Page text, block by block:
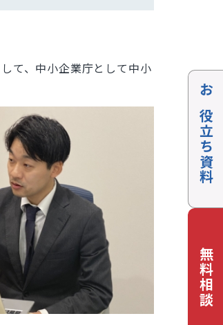
て、中小企業庁として中小
お役立ち資料
無料相談